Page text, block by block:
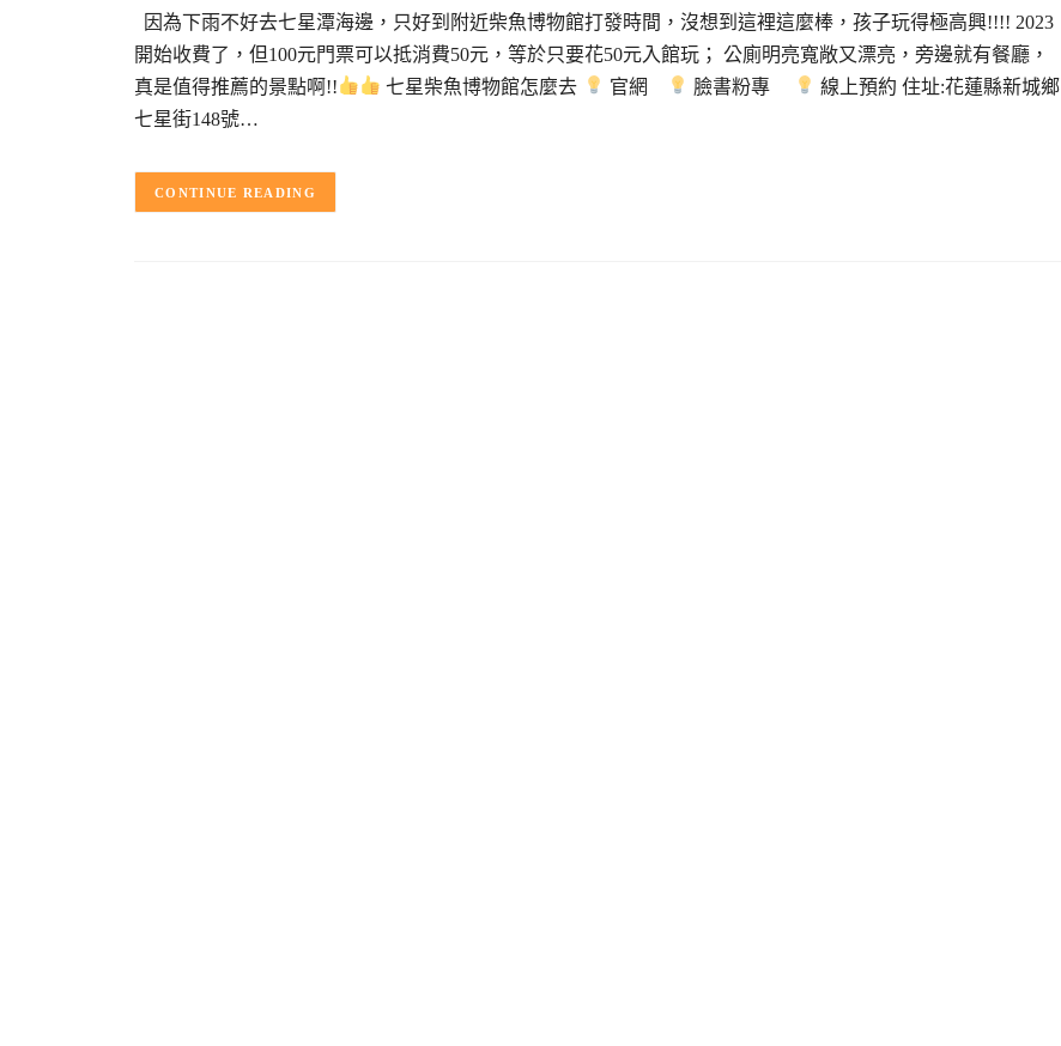
因為下雨不好去七星潭海邊，只好到附近柴魚博物館打發時間，沒想到這裡這麼棒，孩子玩得極高興!!!! 2023
開始收費了，但100元門票可以抵消費50元，等於只要花50元入館玩； 公廁明亮寬敞又漂亮，旁邊就有餐廳，
真是值得推薦的景點啊!!
七星柴魚博物館怎麼去 官網 臉書粉專
線上預約 住址:花蓮縣新城鄉
七星街148號…
CONTINUE READING